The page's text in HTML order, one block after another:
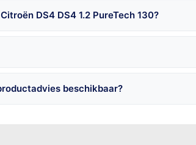
DS4 DS4 1.2 PureTech 130?
beschikbaar?